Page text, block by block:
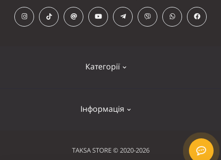
Категорії
Інформація
TAKSA STORE © 2020-2026